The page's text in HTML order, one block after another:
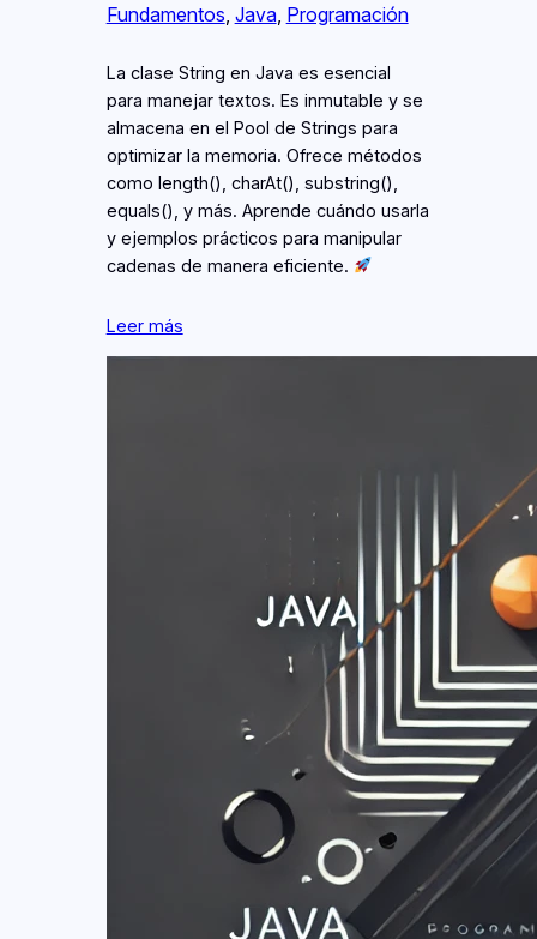
Fundamentos Java, Programación
La clase String en Java es esencial
para manejar textos. Es inmutable y se
almacena en el Pool de Strings para
optimizar la memoria. Ofrece métodos
como length(), charAt(), substring(),
equals(), y más. Aprende cuándo usarla
y ejemplos prácticos para manipular
cadenas de manera eficiente.
Leer más